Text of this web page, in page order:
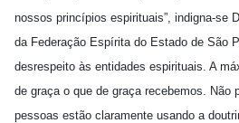
nossos princípios espirituais”, indigna-se
da Federação Espírita do Estado de São
desrespeito às entidades espirituais. A
de graça o que de graça recebemos. Não
pessoas estão claramente usando a